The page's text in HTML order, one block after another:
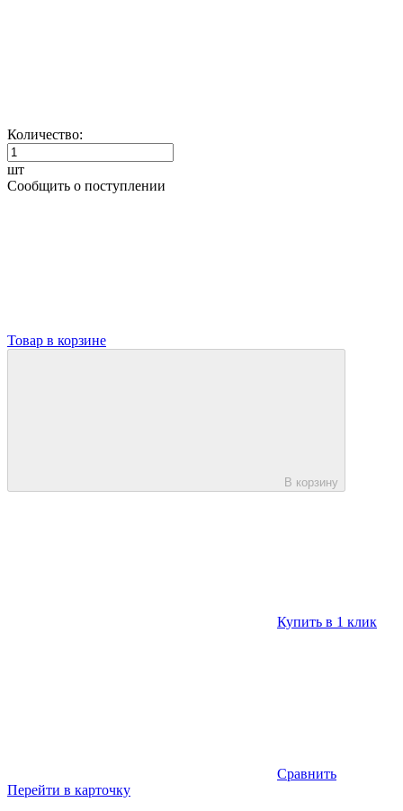
Количество:
шт
Сообщить о поступлении
Товар в корзине
В корзину
Купить в 1 клик
Сравнить
Перейти в карточку